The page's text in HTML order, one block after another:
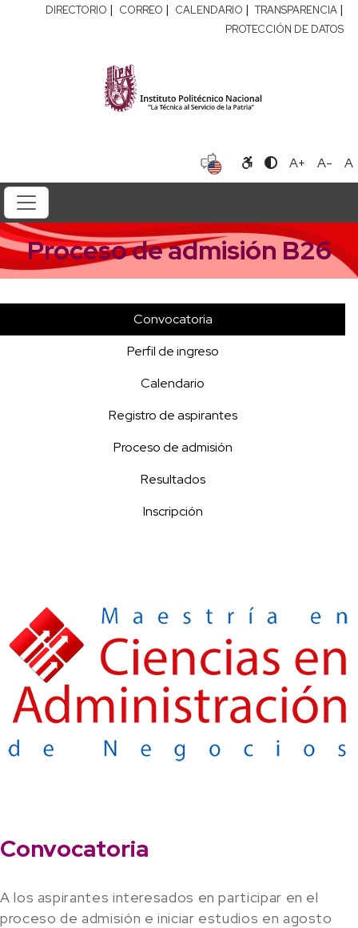
DIRECTORIO | CORREO | CALENDARIO | TRANSPARENCIA |
PROTECCIÓN DE DATOS
A+ A- A
Proceso de admisión B26
Convocatoria
Perfil de ingreso
Calendario
Registro de aspirantes
Proceso de admisión
Resultados
Inscripción
Convocatoria
A los aspirantes interesados en participar en el
proceso de admisión e iniciar estudios en agosto